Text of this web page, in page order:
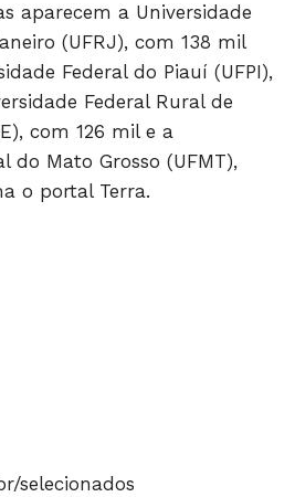
aparecem a Universidade
(UFRJ), com 138 mil
Federal do Piauí (UFPI),
Federal Rural de
com 126 mil e a
do Mato Grosso (UFMT),
o portal Terra.
selecionados